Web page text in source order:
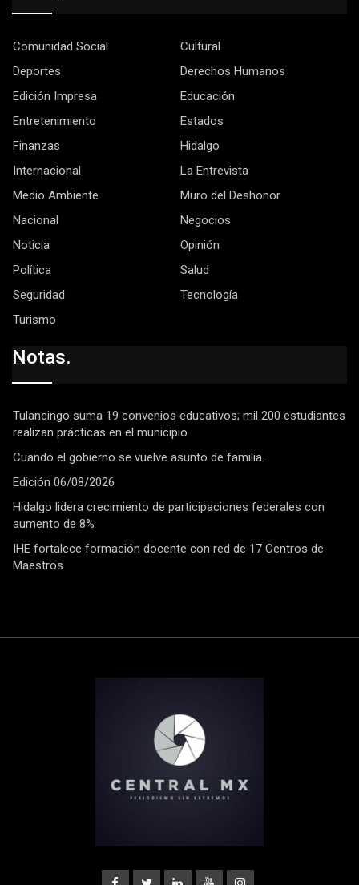
Comunidad Social
Cultural
Deportes
Derechos Humanos
Edición Impresa
Educación
Entretenimiento
Estados
Finanzas
Hidalgo
Internacional
La Entrevista
Medio Ambiente
Muro del Deshonor
Nacional
Negocios
Noticia
Opinión
Política
Salud
Seguridad
Tecnología
Turismo
Notas.
Tulancingo suma 19 convenios educativos; mil 200 estudiantes
realizan prácticas en el municipio
Cuando el gobierno se vuelve asunto de familia.
Edición 06/08/2026
Hidalgo lidera crecimiento de participaciones federales con
aumento de 8%
IHE fortalece formación docente con red de 17 Centros de
Maestros